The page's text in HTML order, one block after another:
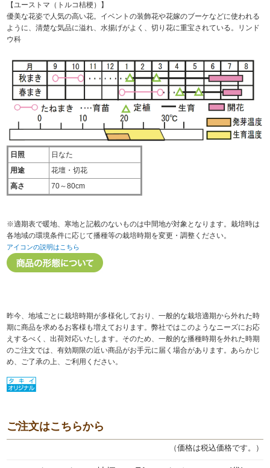
【ユーストマ（トルコ桔梗）】
優美な花姿で人気の高い花。イベントの装飾花や花嫁のブーケなどに使われる
ように、清楚な気品に溢れ、水揚げがよく、切り花に重宝されている。リンド
ウ科
日照
日なた
用途
花壇・切花
高さ
70～80cm
※適期表で暖地、寒地と記載のないものは中間地が対象となります。栽培時は
各地域の環境条件に応じて播種等の栽培時期を変更・調整ください。
アイコンの説明はこちら
昨今、地域ごとに栽培時期が多様化しており、一般的な栽培適期から外れた時
期に商品を求めるお客様も増えております。弊社ではこのようなニーズにお応
えするべく、出荷対応いたします。そのため、一般的な播種時期を外れた時期
のご注文では、有効期限の近い商品がお手元に届く場合があります。あらかじ
め、ご了承の上、ご利用ください。
ご注文はこちらから
（価格は税込価格です。）